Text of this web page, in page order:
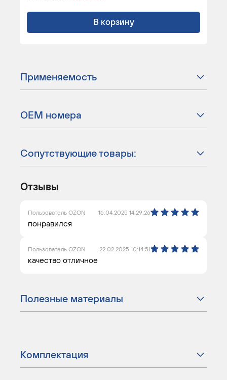
В корзину
Применяемость
ОЕМ номера
Сопутствующие товары:
Отзывы
Пользователь OZON 16.04.2025 14:29:26
понравился
Пользователь OZON 22.02.2025 10:14:51
качество отличное
Полезные материалы
Комплектация